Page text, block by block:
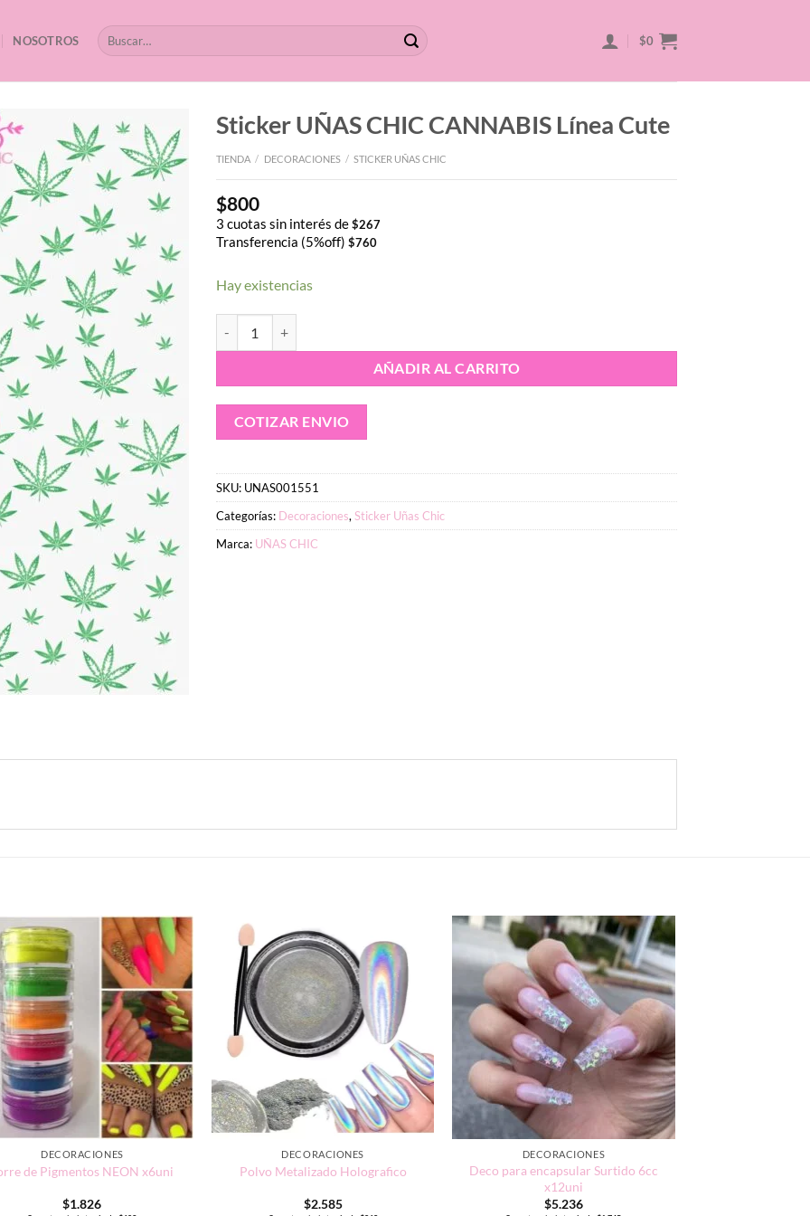
NOSOTROS
Buscar
por:
$0
Sticker UÑAS CHIC CANNABIS Línea Cute
TIENDA / DECORACIONES / STICKER UÑAS CHIC
$800
3 cuotas sin interés de$267
Transferencia (5%off) $760
Hay existencias
AÑADIR AL CARRITO
COTIZAR ENVIO
SKU: UNAS001551
Categorías: Decoraciones, Sticker Uñas Chic
Marca: UÑAS CHIC
DECORACIONES
de Pigmentos NEON x6uni
$1.826
DECORACIONES
Polvo Metalizado Holografico
$2.585
DECORACIONES
Deco para encapsular Surtido 6cc
x12uni
$5.236